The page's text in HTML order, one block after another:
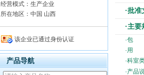
·批准
·主要
·包
·用
·科室
·产品
经营模式：生产企业
所在地区：中国 山西
该企业已通过身份认证
产品导航